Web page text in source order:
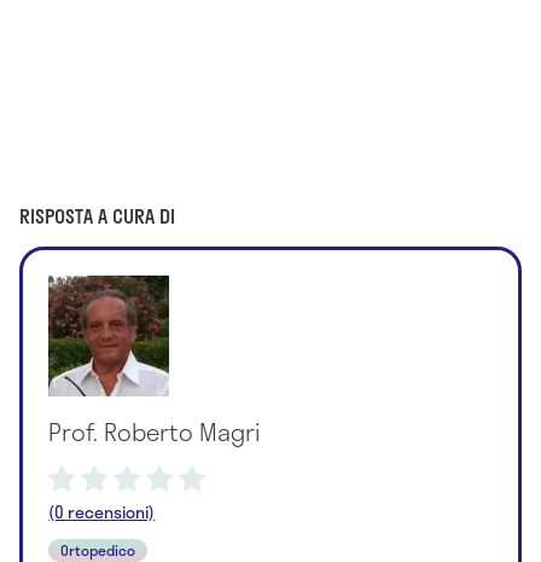
RISPOSTA A CURA DI
Prof. Roberto Magri
(0 recensioni)
Ortopedico